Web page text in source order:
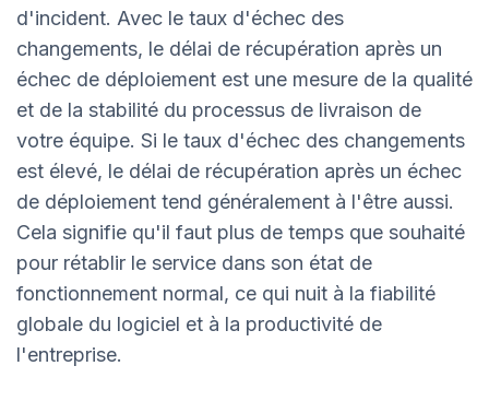
d'incident. Avec le taux d'échec des
changements, le délai de récupération après un
échec de déploiement est une mesure de la qualité
et de la stabilité du processus de livraison de
votre équipe. Si le taux d'échec des changements
est élevé, le délai de récupération après un échec
de déploiement tend généralement à l'être aussi.
Cela signifie qu'il faut plus de temps que souhaité
pour rétablir le service dans son état de
fonctionnement normal, ce qui nuit à la fiabilité
globale du logiciel et à la productivité de
l'entreprise.